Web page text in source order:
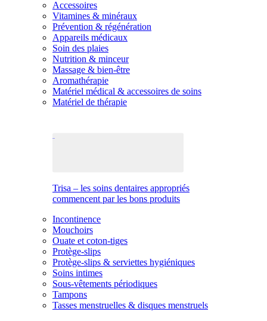
Accessoires
Vitamines & minéraux
Prévention & régénération
Appareils médicaux
Soin des plaies
Nutrition & minceur
Massage & bien-être
Aromathérapie
Matériel médical & accessoires de soins
Matériel de thérapie
Trisa – les soins dentaires appropriés
commencent par les bons produits
Incontinence
Mouchoirs
Ouate et coton-tiges
Protège-slips
Protège-slips & serviettes hygiéniques
Soins intimes
Sous-vêtements périodiques
Tampons
Tasses menstruelles & disques menstruels